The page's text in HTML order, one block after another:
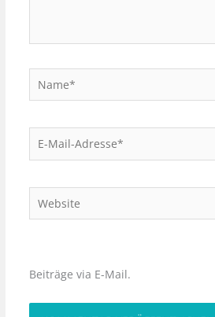
Mail-
Website
Beiträge via E-Mail.